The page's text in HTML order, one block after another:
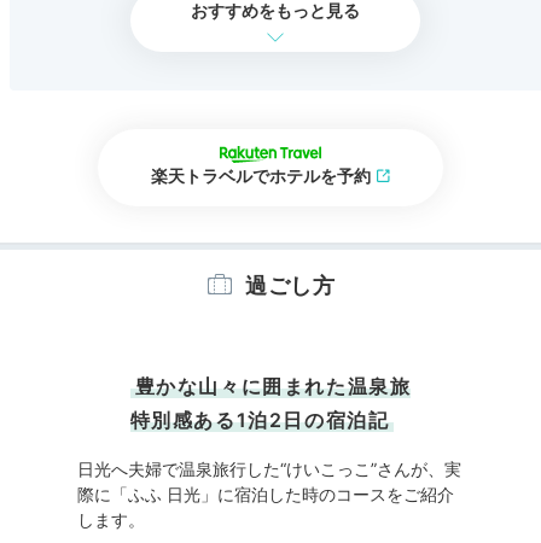
おすすめをもっと見る
楽天トラベルでホテルを予約
過ごし方
豊かな山々に囲まれた温泉旅
特別感ある1泊2日の宿泊記
日光へ夫婦で温泉旅行した“けいこっこ”さんが、実
際に「ふふ 日光」に宿泊した時のコースをご紹介
します。